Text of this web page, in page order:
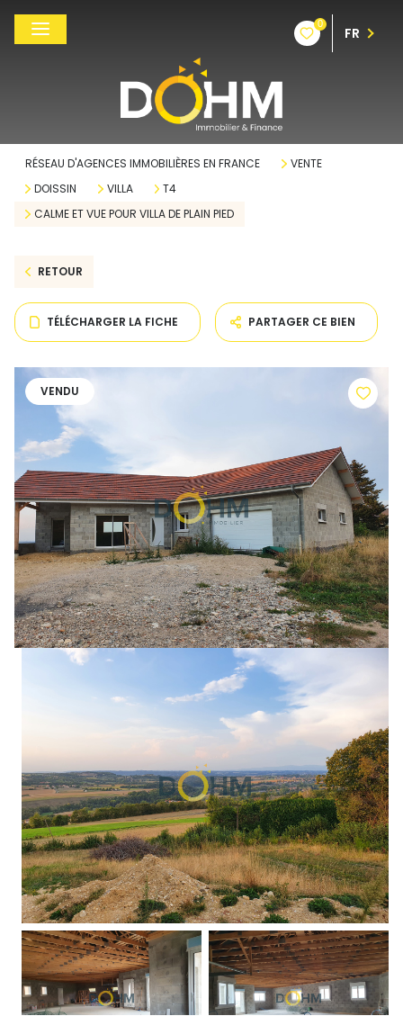
0
FR
RÉSEAU D'AGENCES IMMOBILIÈRES EN FRANCE
VENTE
DOISSIN
VILLA
T4
CALME ET VUE POUR VILLA DE PLAIN PIED
RETOUR
TÉLÉCHARGER LA FICHE PARTAGER CE BIEN
VENDU